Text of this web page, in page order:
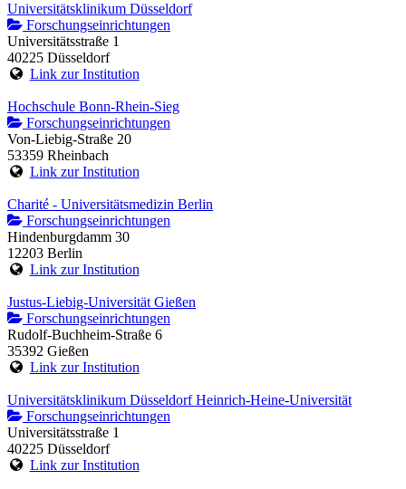
Universitätsklinikum Düsseldorf
Forschungseinrichtungen
Universitätsstraße 1
40225 Düsseldorf
Link zur Institution
Hochschule Bonn-Rhein-Sieg
Forschungseinrichtungen
Von-Liebig-Straße 20
53359 Rheinbach
Link zur Institution
Charité - Universitätsmedizin Berlin
Forschungseinrichtungen
Hindenburgdamm 30
12203 Berlin
Link zur Institution
Justus-Liebig-Universität Gießen
Forschungseinrichtungen
Rudolf-Buchheim-Straße 6
35392 Gießen
Link zur Institution
Universitätsklinikum Düsseldorf Heinrich-Heine-Universität
Forschungseinrichtungen
Universitätsstraße 1
40225 Düsseldorf
Link zur Institution